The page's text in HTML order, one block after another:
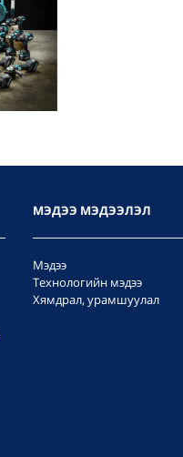
МЭДЭЭ МЭДЭЭЛЭЛ
Мэдээ
Технологийн мэдээ
Хямдрал, урамшуулал